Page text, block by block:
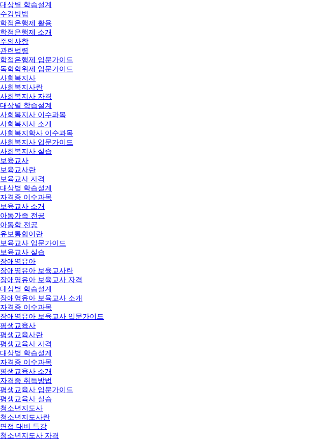
대상별 학습설계
수강방법
학점은행제 활용
학점은행제 소개
주의사항
관련법령
학점은행제 입문가이드
독학학위제 입문가이드
사회복지사
사회복지사란
사회복지사 자격
대상별 학습설계
사회복지사 이수과목
사회복지사 소개
사회복지학사 이수과목
사회복지사 입문가이드
사회복지사 실습
보육교사
보육교사란
보육교사 자격
대상별 학습설계
자격증 이수과목
보육교사 소개
아동가족 전공
아동학 전공
유보통합이란
보육교사 입문가이드
보육교사 실습
장애영유아
장애영유아 보육교사란
장애영유아 보육교사 자격
대상별 학습설계
장애영유아 보육교사 소개
자격증 이수과목
장애영유아 보육교사 입문가이드
평생교육사
평생교육사란
평생교육사 자격
대상별 학습설계
자격증 이수과목
평생교육사 소개
자격증 취득방법
평생교육사 입문가이드
평생교육사 실습
청소년지도사
청소년지도사란
면접 대비 특강
청소년지도사 자격